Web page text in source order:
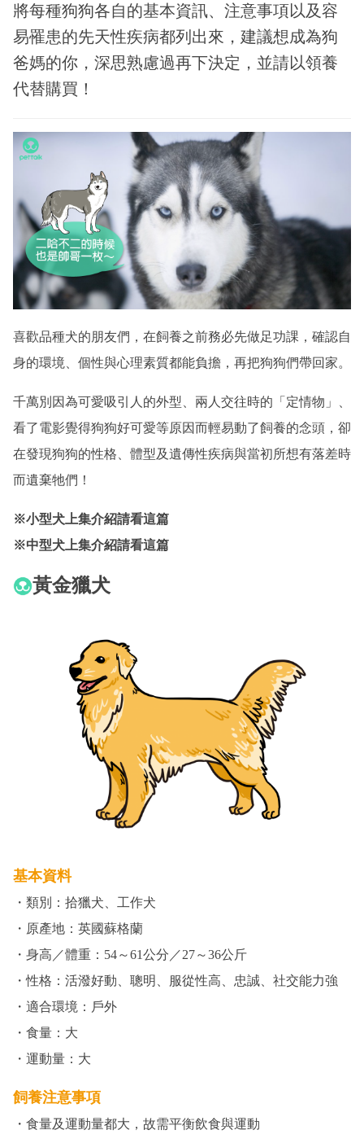
將每種狗狗各自的基本資訊、注意事項以及容
易罹患的先天性疾病都列出來，建議想成為狗
爸媽的你，深思熟慮過再下決定，並請以領養
代替購買！
喜歡品種犬的朋友們，在飼養之前務必先做足功課，確認自
身的環境、個性與心理素質都能負擔，再把狗狗們帶回家。
千萬別因為可愛吸引人的外型、兩人交往時的「定情物」、
看了電影覺得狗狗好可愛等原因而輕易動了飼養的念頭，卻
在發現狗狗的性格、體型及遺傳性疾病與當初所想有落差時
而遺棄牠們！
※小型犬上集介紹請看這篇
※中型犬上集介紹請看這篇
黃金獵犬
基本資料
・類別：拾獵犬、工作犬
・原產地：英國蘇格蘭
・身高／體重：54～61公分／27～36公斤
・性格：活潑好動、聰明、服從性高、忠誠、社交能力強
・適合環境：戶外
・食量：大
・運動量：大
飼養注意事項
・食量及運動量都大，故需平衡飲食與運動